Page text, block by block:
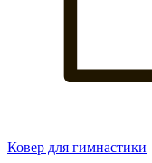
Ковер для гимнастики